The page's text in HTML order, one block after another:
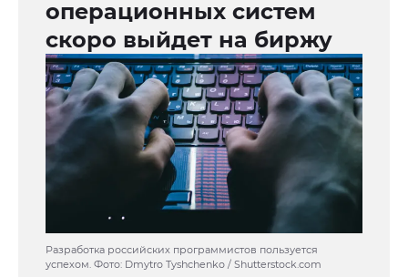
операционных систем
скоро выйдет на биржу
Разработка российских программистов пользуется
успехом. Фото: Dmytro Tyshchenko / Shutterstock.com